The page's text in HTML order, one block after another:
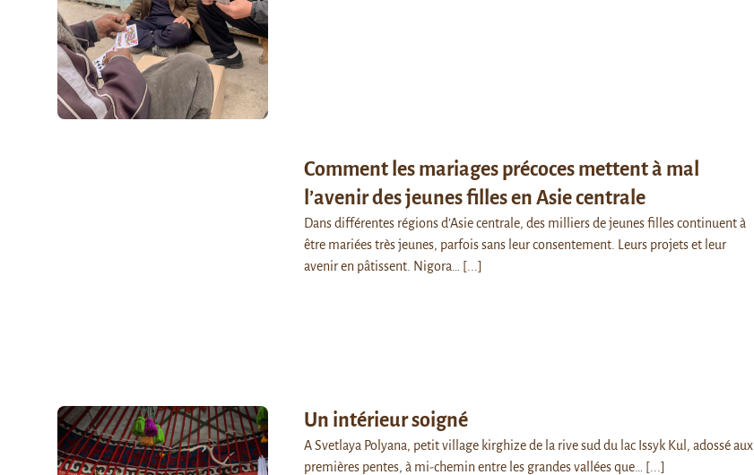
Comment les mariages précoces mettent à mal
l’avenir des jeunes filles en Asie centrale
Dans différentes régions d’Asie centrale, des milliers de jeunes filles continuent à
être mariées très jeunes, parfois sans leur consentement. Leurs projets et leur
avenir en pâtissent. Nigora…
[...]
Un intérieur soigné
A Svetlaya Polyana, petit village kirghize de la rive sud du lac Issyk Kul, adossé aux
premières pentes, à mi-chemin entre les grandes vallées que…
[...]